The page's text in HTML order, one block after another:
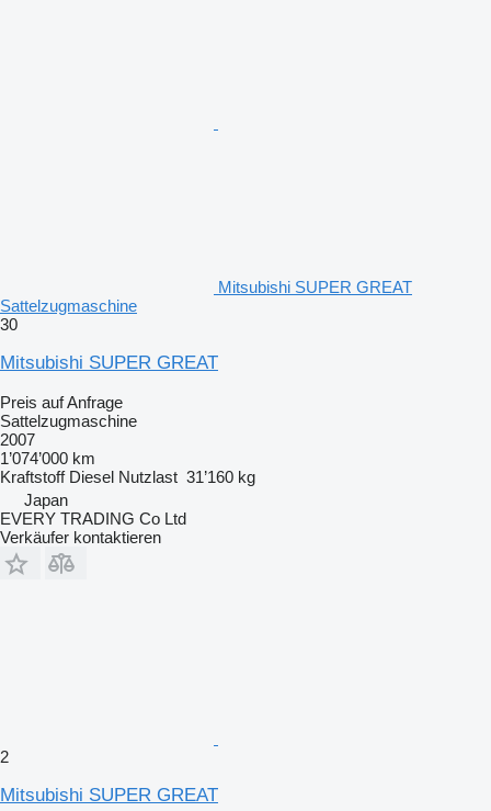
Mitsubishi SUPER GREAT
Sattelzugmaschine
30
Mitsubishi SUPER GREAT
Preis auf Anfrage
Sattelzugmaschine
2007
1’074’000 km
Kraftstoff Diesel Nutzlast 31’160 kg
Japan
EVERY TRADING Co Ltd
Verkäufer kontaktieren
2
Mitsubishi SUPER GREAT